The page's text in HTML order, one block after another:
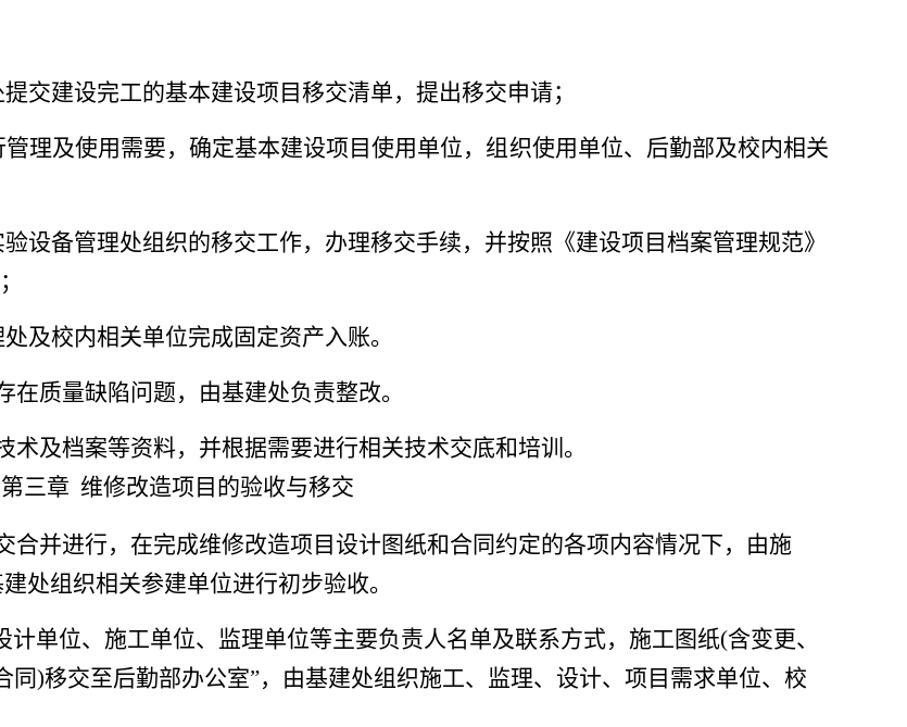
交建设完工的基本建设项目移交清单，提出移交申请；
理及使用需要，确定基本建设项目使用单位，组织使用单位、后勤部及校内相关
设备管理处组织的移交工作，办理移交手续，并按照《建设项目档案管理规范》
及校内相关单位完成固定资产入账。
质量缺陷问题，由基建处负责整改。
及档案等资料，并根据需要进行相关技术交底和培训。
第三章 维修改造项目 的验收与移交
合并进行，在完成维修改造项目设计图纸和合同约定的各项内容情况下，由施
处组织相关参建单位进行初步验收。
单位、施工单位、监理单位等主要负责人名单及联系方式，施工图纸(含变更、
)移交至后勤部办公室”，由基建处组织施工、监理、设计、项目需求单位、校